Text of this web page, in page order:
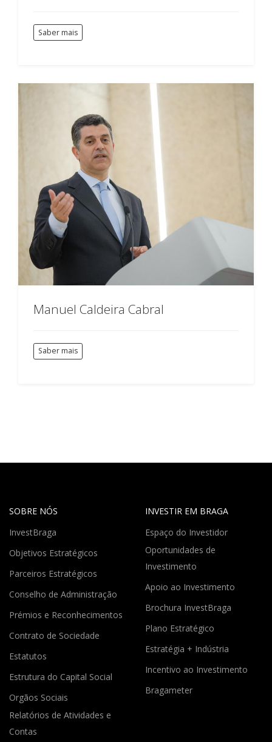
Saber mais
Manuel Caldeira Cabral
Saber mais
SOBRE NÓS
InvestBraga
Objetivos Estratégicos
Parceiros Estratégicos
Conselho de Administração
Prémios e Reconhecimentos
Contrato de Sociedade
Estatutos
Estrutura do Capital Social
Orgãos Sociais
Relatórios de Atividades e
Contas
INVESTIR EM BRAGA
Espaço do Investidor
Oportunidades de
Investimento
Apoio ao Investimento
Brochura InvestBraga
Plano Estratégico
Estratégia + Indústria
Incentivo ao Investimento
Bragameter